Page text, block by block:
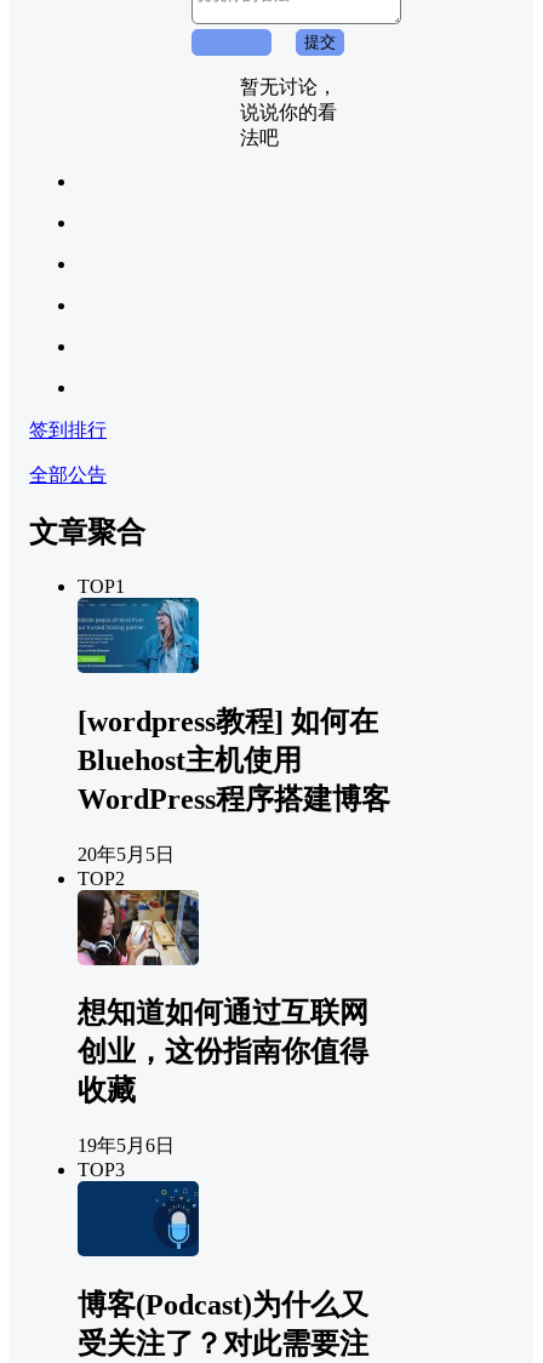
提交
暂无讨论，
说说你的看
法吧
签到排行
全部公告
文章聚合
TOP1
[wordpress教程] 如何在
Bluehost主机使用
WordPress程序搭建博客
20年5月5日
TOP2
想知道如何通过互联网
创业，这份指南你值得
收藏
19年5月6日
TOP3
博客(Podcast)为什么又
受关注了？对此需要注